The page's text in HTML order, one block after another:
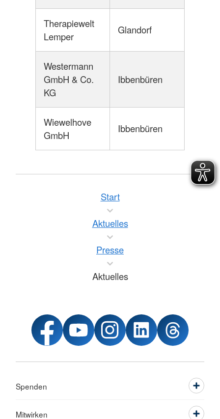
Therapiewelt
Lemper
Glandorf
Westermann
GmbH & Co.
KG
Ibbenbüren
Wiewelhove
GmbH
Ibbenbüren
Start
Aktuelles
Presse
Aktuelles
Spenden
Mitwirken